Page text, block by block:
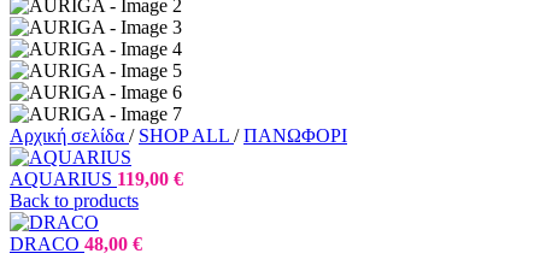
Αρχική σελίδα / SHOP ALL / ΠΑΝΩΦΟΡΙ
AQUARIUS 119,00 €
Back to products
DRACO 48,00 €